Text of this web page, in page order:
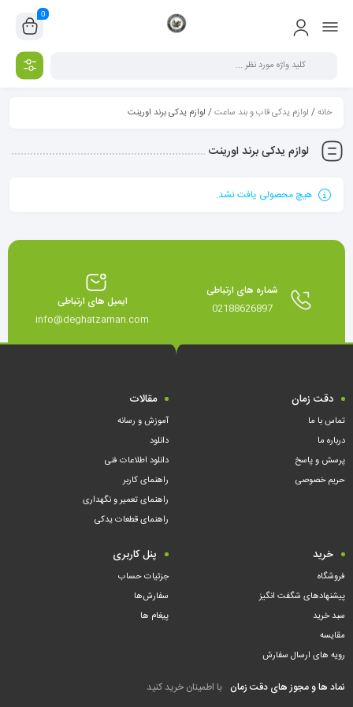
0
خانه/ لوازم یدکی قاب و بند ساعت/ لوازم یدکی برند اورینت
لوازم یدکی برند اورینت
هیچ محصولی یافت نشد.
شماره های ارتباطی
02188626897
ایمیل های ارتباطی
info@deghatzaman.com
دقت زمان
تماس با ما
درباره ما
پرسش و پاسخ
حریم خصوصی
مقالات
آموزش و رسانه
دانلود
دانلود اطلاعات فنی
راهنمای کاربر
راهنمای تعمیر و نگهداری
راهنمای قطعات یدکی
خرید
فروشگاه
پیشنهادهای شگفت انگیز
سبد خرید
مقایسه
رویه های ارسال سفارش
پنل کاربری
جزئیات حساب
سفارش‌ها
پیغام ها
نماد ها و مجوز های دقت زمان با اطمینان خرید کنید